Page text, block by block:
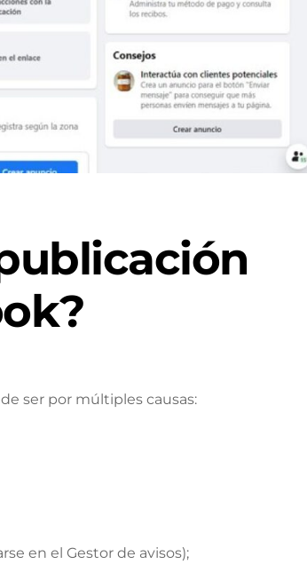
ser por múltiples causas:
en el Gestor de avisos);